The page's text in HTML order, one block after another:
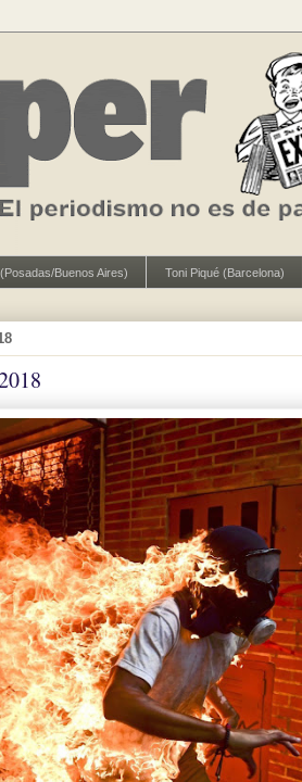
Buenos Aires) Toni Piqué (Barcelona)